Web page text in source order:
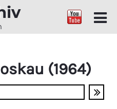
(1964)